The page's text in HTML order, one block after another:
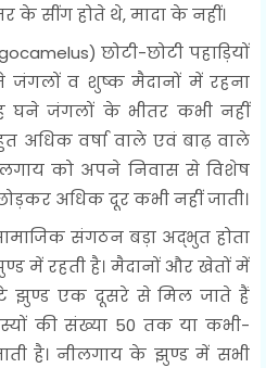
सींग होते थे, मादा के नहीं।
छोटी-छोटी पहाड़ियों
व शुष्क मैदानों में रहना
घने जंगलों के भीतर कभी नहीं
अधिक वर्षा वाले एवं बाढ़ वाले
को अपने निवास से विशेष
अधिक दूर कभी नहीं जाती।
संगठन बड़ा अद्भुत होता
में रहती है। मैदानों और खेतों में
झुण्ड एक दूसरे से मिल जाते हैं
की संख्या 50 तक या कभी-
है। नीलगाय के झुण्ड में सभी